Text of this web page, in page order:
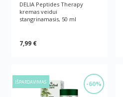
DELIA Peptides Therapy
kremas veidui
stangrinamasis, 50 ml
7,99 €
-60%
IŠPARDAVIMAS